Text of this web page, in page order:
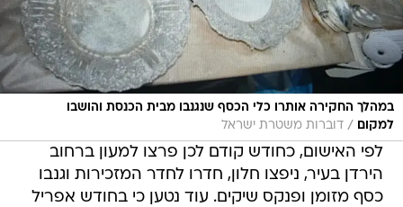
במהלך החקירה אותרו כלי הכסף שנגנבו מבית הכנסת והושבו
למקום
/ דוברות משטרת ישראל
לפי האישום, כחודש קודם לכן פרצו למעון ברחוב
הירדן בעיר, ניפצו חלון, חדרו לחדר המזכירות וגנבו
כסף מזומן ופנקס שיקים. עוד נטען כי בחודש אפריל